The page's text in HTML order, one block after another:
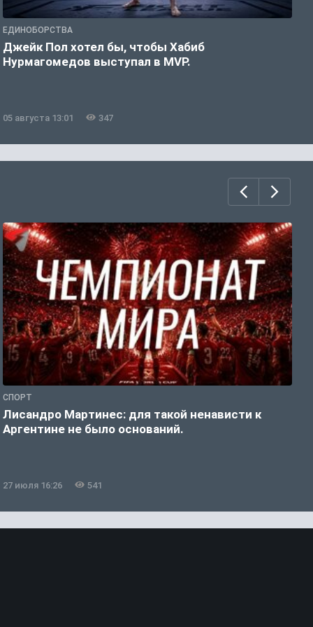
ЕДИНОБОРСТВА
Джейк Пол хотел бы, чтобы Хабиб
Нурмагомедов выступал в MVP.
05 августа 13:01 347
СПОРТ
Лисандро Мартинес: для такой ненависти к
Аргентине не было оснований.
27 июля 16:26 541